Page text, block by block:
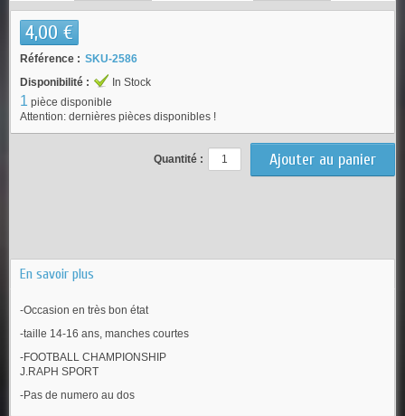
4,00 €
Référence : SKU-2586
Disponibilité :
In Stock
1 pièce disponible
Attention: dernières pièces disponibles !
Quantité :
En savoir plus
-Occasion en très bon état
-taille 14-16 ans, manches courtes
-FOOTBALL CHAMPIONSHIP
J.RAPH SPORT
-Pas de numero au dos